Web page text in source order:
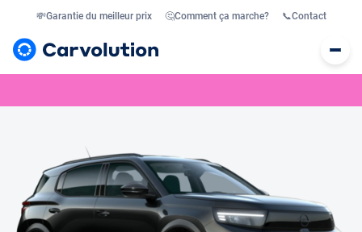
💸Garantie du meilleur prix 🤔Comment ça marche? 📞Contact